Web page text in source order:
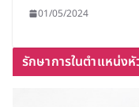
01/05/2024
รักษาการในตำแหน่ง